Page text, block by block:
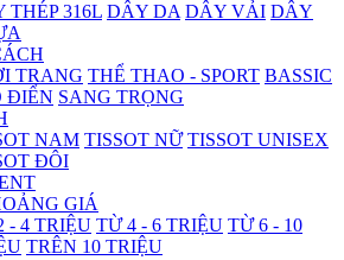
THÉP 316L DÂY DA DÂY VẢI DÂY
TRANG THỂ THAO - SPORT BASSIC
ĐIỂN SANG TRỌNG
NAM TISSOT NỮ TISSOT UNISEX
ĐÔI
GIÁ
- 4 TRIỆU TỪ 4 - 6 TRIỆU TỪ 6 - 10
TRÊN 10 TRIỆU